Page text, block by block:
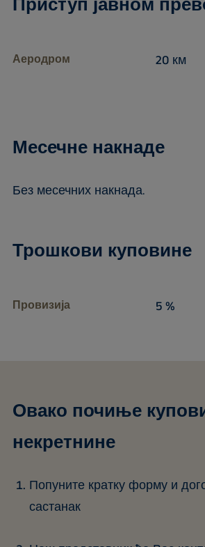
Аеродром 20 км
Месечне накнаде
Без месечних накнада.
Трошкови куповине
Провизија 5 %
Овако почиње
некретнине
Попуните кратку форму и
састанак